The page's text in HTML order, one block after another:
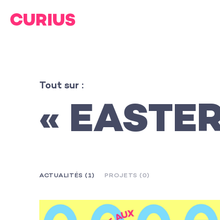
L’agence
Tout sur :
«
ACTUALITÉS (1) PROJETS (0)